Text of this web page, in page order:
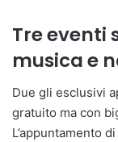
Tre eventi
musica e
Due gli esclusivi
gratuito ma con
L’appuntamento